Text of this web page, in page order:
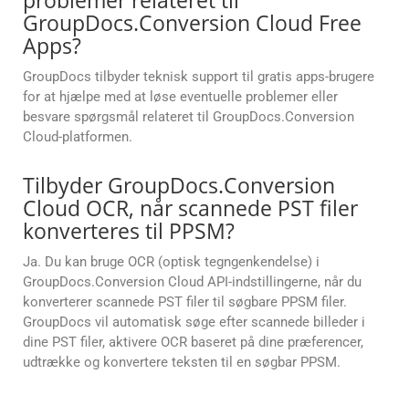
GroupDocs.Conversion Cloud Free
Apps?
GroupDocs tilbyder teknisk support til gratis apps-brugere
for at hjælpe med at løse eventuelle problemer eller
besvare spørgsmål relateret til GroupDocs.Conversion
Cloud-platformen.
Tilbyder GroupDocs.Conversion
Cloud OCR, når scannede PST filer
konverteres til PPSM?
Ja. Du kan bruge OCR (optisk tegngenkendelse) i
GroupDocs.Conversion Cloud API-indstillingerne, når du
konverterer scannede PST filer til søgbare PPSM filer.
GroupDocs vil automatisk søge efter scannede billeder i
dine PST filer, aktivere OCR baseret på dine præferencer,
udtrække og konvertere teksten til en søgbar PPSM.